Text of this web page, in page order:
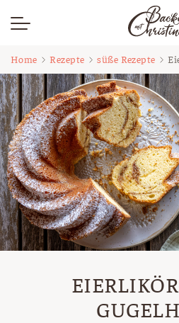
springen
Home Rezepte süße Rezepte